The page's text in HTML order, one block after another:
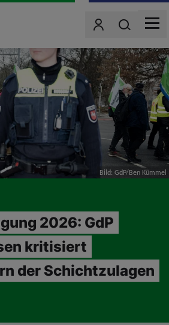
BenutzerWonach
MENU
Bild: GdP/Ben Kümmel
2026: GdP
kritisiert
der Schichtzulagen